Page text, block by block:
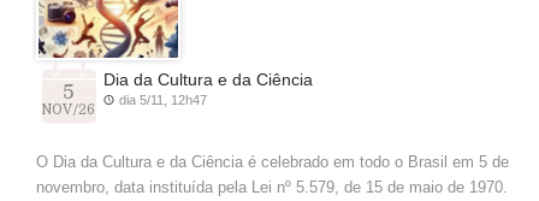
5
NOV/26
Dia da Cultura e da Ciência
dia 5/11, 12h47
O Dia da Cultura e da Ciência é celebrado em todo o Brasil em 5 de
novembro, data instituída pela Lei nº 5.579, de 15 de maio de 1970.